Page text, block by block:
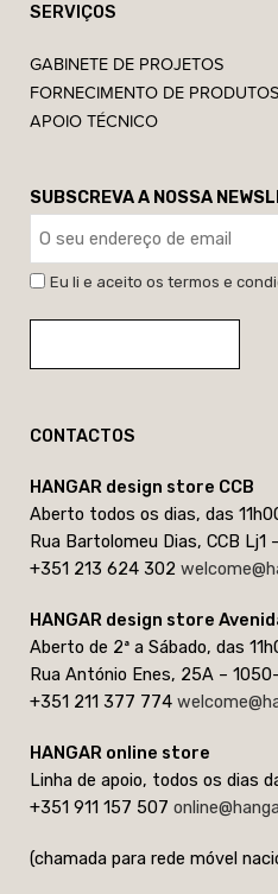
SERVIÇOS
GABINETE DE PROJETOS
FORNECIMENTO DE PRODUTOS
APOIO TÉCNICO
SUBSCREVA A NOSSA
Eu li e aceito os termos e
CONTACTOS
HANGAR design store CCB
Aberto todos os dias, das
Rua Bartolomeu Dias, CCB
+351 213 624 302
HANGAR design store
Aberto de 2ª a Sábado, das
Rua António Enes, 25A –
+351 211 377 774
HANGAR online store
Linha de apoio, todos os dias
+351 911 157 507
(chamada para rede móvel